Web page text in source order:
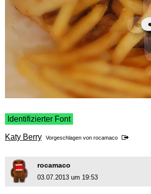
Identifizierter Font
Katy Berry Vorgeschlagen von rocamaco
rocamaco
03.07.2013 um 19:53